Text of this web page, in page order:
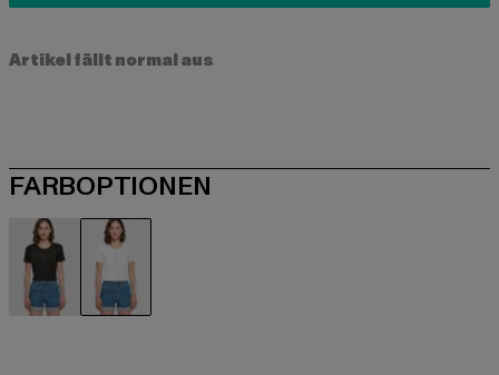
Artikel fällt normal aus
FARBOPTIONEN